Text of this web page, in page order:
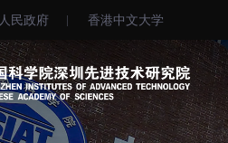
民政府 ⾹港中文大学